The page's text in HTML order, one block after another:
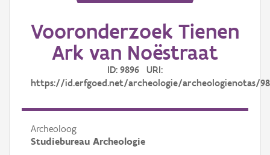
AanmeldenVooronderzoek Tienen
Ark van Noëstraat
ID: 9896 URI:
https://id.erfgoed.net/archeologie/archeologienotas/
Archeoloog
Studiebureau Archeologie